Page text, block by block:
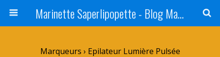
Marinette Saperlipopette - Blog Maman Angers Lifestyle - Ex Expat Montréal
Marqueurs › Epilateur Lumière Pulsée